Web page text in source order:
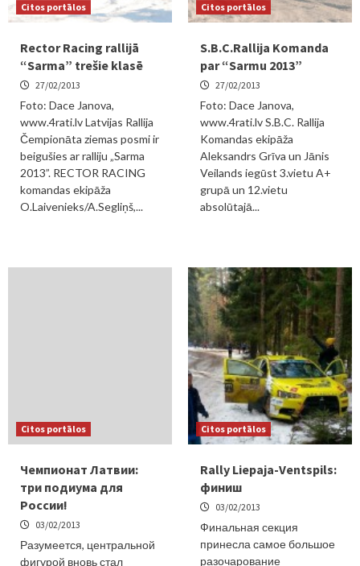
Citos portālos
Rector Racing rallijā
“Sarma” trešie klasē
27/02/2013
Foto: Dace Janova,
www.4rati.lv Latvijas Rallija
Čempionāta ziemas posmi ir
beigušies ar ralliju „Sarma
2013”. RECTOR RACING
komandas ekipāža
O.Laivenieks/A.Segliņš,...
Citos portālos
S.B.C.Rallija Komanda
par “Sarmu 2013”
27/02/2013
Foto: Dace Janova,
www.4rati.lv S.B.C. Rallija
Komandas ekipāža
Aleksandrs Grīva un Jānis
Veilands iegūst 3.vietu A+
grupā un 12.vietu
absolūtajā...
Citos portālos
Чемпионат Латвии:
три подиума для
России!
03/02/2013
Разумеется, центральной
фигурой вновь стал
Citos portālos
Rally Liepaja-Ventspils:
финиш
03/02/2013
Финальная секция
принесла самое большое
разочарование